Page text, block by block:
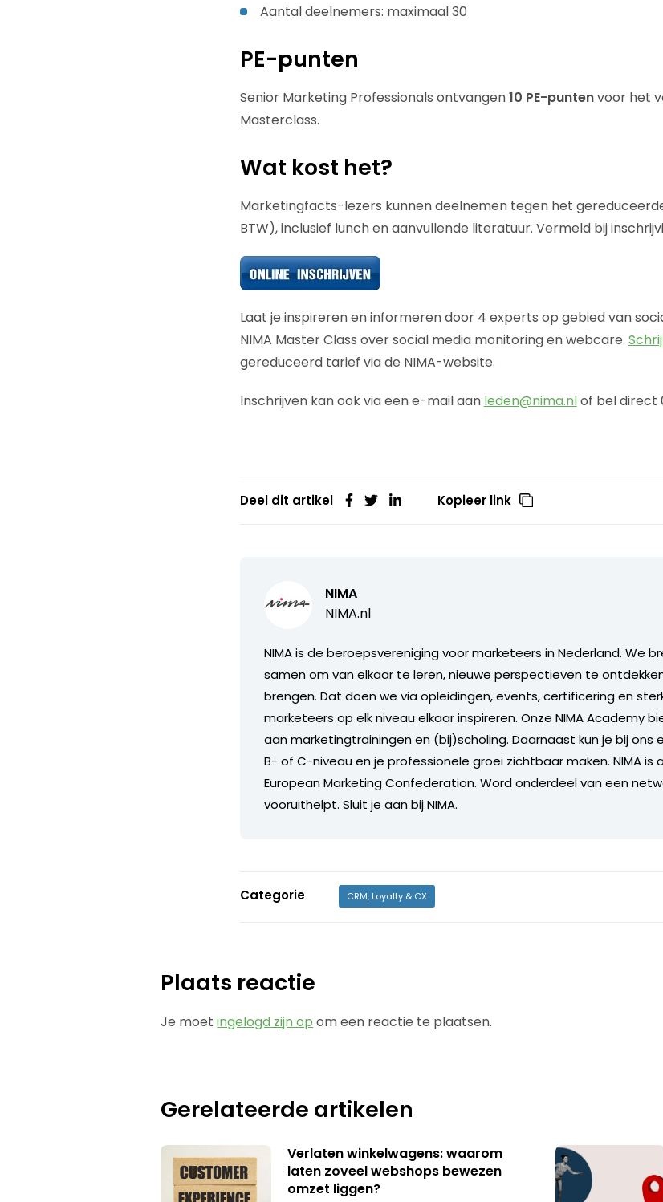
Aantal deelnemers: maximaal 30
PE-punten
Senior Marketing Professionals ontvangen10 PE-puntenvoor het
Masterclass.
Wat kost het?
Marketingfacts-lezers kunnen deelnemen tegen het
BTW), inclusief lunch en aanvullende literatuur. Vermeld bij
Laat je inspireren en informeren door 4 experts op gebied van
NIMA Master Class over social media monitoring en webcare.
gereduceerd tarief via de NIMA-website.
Inschrijven kan ook via een e-mail aan leden@nima.nlof bel direct
Deel dit artikel Kopieer link
NIMA
NIMA.nl
NIMA is de beroepsvereniging voor marketeers in Nederland. We
samen om van elkaar te leren, nieuwe perspectieven te
brengen. Dat doen we via opleidingen, events, certificering en
marketeers op elk niveau elkaar inspireren. Onze NIMA Academy
aan marketingtrainingen en (bij)scholing. Daarnaast kun je bij ons
B- of C-niveau en je professionele groei zichtbaar maken. NIMA is
European Marketing Confederation. Word onderdeel van een
vooruithelpt. Sluit je aan bij NIMA.
Categorie CRM, Loyalty & CX
Plaats reactie
Je moetingelogd zijn op om een reactie te plaatsen.
Gerelateerde artikelen
Verlaten winkelwagens: waarom
laten zoveel webshops bewezen
omzet liggen?